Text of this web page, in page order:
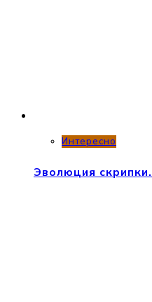
Интересно
Эволюция скрипки.